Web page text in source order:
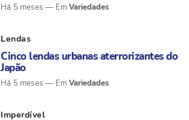
Há 5 meses Variedades
Lendas
Cinco lendas urbanas aterrorizantes do
Japão
Há 5 meses Variedades
Imperdível